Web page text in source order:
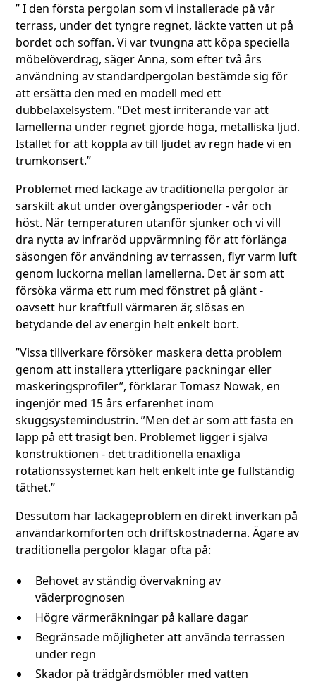
” I den första pergolan som vi installerade på vår
terrass, under det tyngre regnet, läckte vatten ut på
bordet och soffan. Vi var tvungna att köpa speciella
möbelöverdrag, säger Anna, som efter två års
användning av standardpergolan bestämde sig för
att ersätta den med en modell med ett
dubbelaxelsystem. ”Det mest irriterande var att
lamellerna under regnet gjorde höga, metalliska ljud.
Istället för att koppla av till ljudet av regn hade vi en
trumkonsert.”
Problemet med läckage av traditionella pergolor är
särskilt akut under övergångsperioder - vår och
höst. När temperaturen utanför sjunker och vi vill
dra nytta av infraröd uppvärmning för att förlänga
säsongen för användning av terrassen, flyr varm luft
genom luckorna mellan lamellerna. Det är som att
försöka värma ett rum med fönstret på glänt -
oavsett hur kraftfull värmaren är, slösas en
betydande del av energin helt enkelt bort.
”Vissa tillverkare försöker maskera detta problem
genom att installera ytterligare packningar eller
maskeringsprofiler”, förklarar Tomasz Nowak, en
ingenjör med 15 års erfarenhet inom
skuggsystemindustrin. ”Men det är som att fästa en
lapp på ett trasigt ben. Problemet ligger i själva
konstruktionen - det traditionella enaxliga
rotationssystemet kan helt enkelt inte ge fullständig
täthet.”
Dessutom har läckageproblem en direkt inverkan på
användarkomforten och driftskostnaderna. Ägare av
traditionella pergolor klagar ofta på:
Behovet av ständig övervakning av
väderprognosen
Högre värmeräkningar på kallare dagar
Begränsade möjligheter att använda terrassen
under regn
Skador på trädgårdsmöbler med vatten